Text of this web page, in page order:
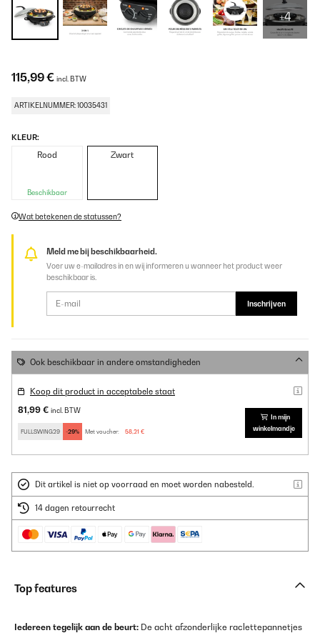
+4
115,99 € incl. BTW
ARTIKELNUMMER: 10035431
KLEUR:
Rood
Beschikbaar
Zwart
Wat betekenen de statussen?
Meld me bij beschikbaarheid.
Voer uw e-mailadres in en wij informeren u wanneer het product weer
beschikbaar is.
Inschrijven
Ook beschikbaar in andere omstandigheden
Koop dit product in acceptabele staat
81,99 € incl. BTW
FULLSWING29 -29% Met voucher: 58,21 €
In mijn
winkelmandje
Dit artikel is niet op voorraad en moet worden nabesteld.
14 dagen retourrecht
Top features
Iedereen tegelijk aan de beurt: De acht afzonderlijke raclettepannetjes